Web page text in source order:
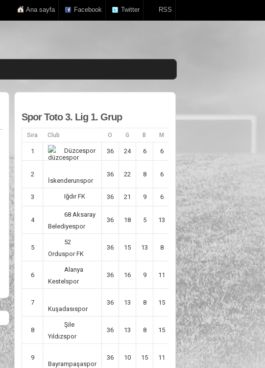
Ana sayfa Facebook Twitter RSS
Spor Toto 3. Lig 1. Grup
Sıra Club O G B M
1 Düzcespor 36 24 6 6
2
İskenderunspor
36 22 8 6 41
3 Iğdır FK 36 21 9 6 25 72
4
68 Aksaray
Belediyespor
36 18 5 13 6 59
5
52
Orduspor FK
36 15 13 8 7 58
6
Alanya
Kestelspor
36 16 9 11 12 57
7
Kuşadasıspor
36 13 8 15 -7 47
8
Şile
Yıldızspor
36 13 8 15 -7 47
9
Bayrampaşaspor
36 10 15 11 8 45